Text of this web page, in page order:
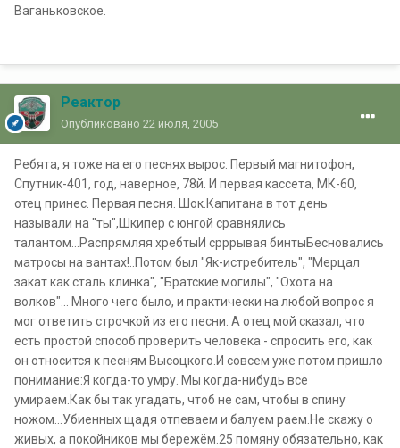
Ваганьковское.
Реактор
Опубликовано 22 июля, 2005
Ребята, я тоже на его песнях вырос. Первый магнитофон,
Спутник-401, год, наверное, 78й. И первая кассета, МК-60,
отец принес. Первая песня. Шок.Капитана в тот день
называли на "ты",Шкипер с юнгой сравнялись
талантом...Распрямляя хребтыИ срррывая бинтыБесновались
матросы на вантах!..Потом был "Як-истребитель", "Мерцал
закат как сталь клинка", "Братские могилы", "Охота на
волков"... Много чего было, и практически на любой вопрос я
мог ответить строчкой из его песни. А отец мой сказал, что
есть простой способ проверить человека - спросить его, как
он относится к песням Высоцкого.И совсем уже потом пришло
понимание:Я когда-то умру. Мы когда-нибудь все
умираем.Как бы так угадать, чтоб не сам, чтобы в спину
ножом...Убиенных щадя отпеваем и балуем раем.Не скажу о
живых, а покойников мы бережём.25 помяну обязательно, как